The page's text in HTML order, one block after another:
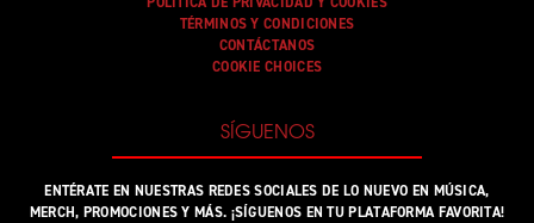
TÉRMINOS Y CONDICIONES
CONTÁCTANOS
COOKIE CHOICES
SÍGUENOS
ENTÉRATE EN NUESTRAS REDES SOCIALES DE LO NUEVO EN MÚSICA,
MERCH, PROMOCIONES Y MÁS. ¡SÍGUENOS EN TU PLATAFORMA FAVORITA!